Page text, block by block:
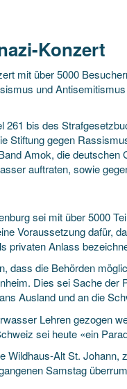
Konzert
mit über 5000
und
bis des
Stiftung gegen
Amok, die deutschen
auftraten, sowie
sei mit über 5000
Voraussetzung dafür,
privaten Anlass
dass die Behörden
Dies sei Sache der
Ausland und an die
Lehren gezogen
sei heute «ein
Wildhaus-Alt St.
Samstag